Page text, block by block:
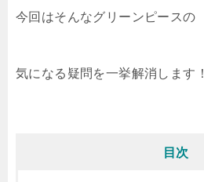
今回はそんなグリーンピースの
気になる疑問を一挙解消します！
目次